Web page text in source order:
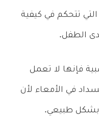
تتحكم في كيفية
الطفل.
فإنها لا تعمل
في الأمعاء لأن
بشكل طبيعي.